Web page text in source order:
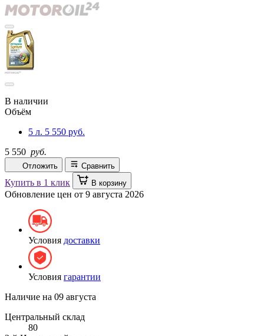
В наличии
Объём
5 л. 5 550 руб.
5 550 руб.
Отложить Сравнить
Купить в 1 клик В корзину
Обновление цен от 9 августа 2026
Условия доставки
Условия гарантии
Наличие на 09 августа
Центральный склад
80